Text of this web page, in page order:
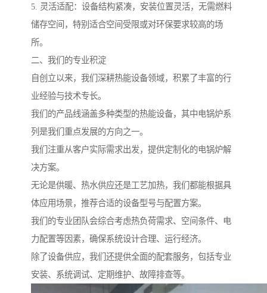
5. 灵活适配：设备结构紧凑，安装位置灵活，无需燃料
储存空间，特别适合空间受限或对环保要求较高的场
所。
二、我们的专业积淀
自创立以来，我们深耕热能设备领域，积累了丰富的行
业经验与技术专长。
我们的产品线涵盖多种类型的热能设备，其中电锅炉系
列是我们重点发展的方向之一。
我们注重从客户实际需求出发，提供定制化的电锅炉解
决方案。
无论是供暖、热水供应还是工艺加热，我们都能根据具
体应用场景，推荐合适的设备型号与配置方案。
我们的专业团队会综合考虑热负荷需求、空间条件、电
力配置等因素，确保系统设计合理、运行经济。
除了设备供应，我们还提供全面的配套服务，包括专业
安装、系统调试、定期维护、故障排查等。